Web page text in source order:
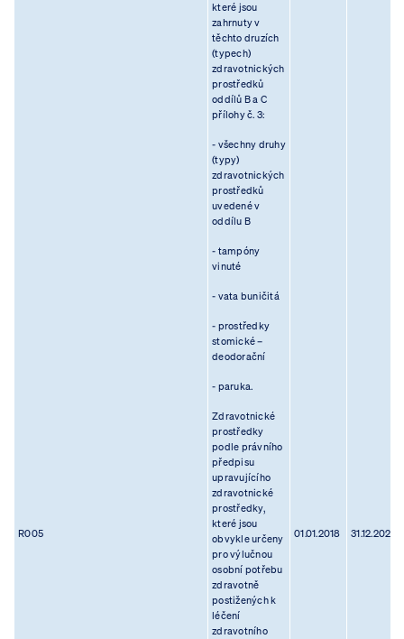
R005
které jsou
zahrnuty v
těchto druzích
(typech)
zdravotnických
prostředků
oddílů B a C
přílohy č. 3:
- všechny druhy
(typy)
zdravotnických
prostředků
uvedené v
oddílu B
- tampóny
vinuté
- vata buničitá
- prostředky
stomické –
deodorační
- paruka.
Zdravotnické
prostředky
podle právního
předpisu
upravujícího
zdravotnické
prostředky,
které jsou
obvykle určeny
pro výlučnou
osobní potřebu
zdravotně
postižených k
léčení
zdravotního
01.01.2018 31.12.2023